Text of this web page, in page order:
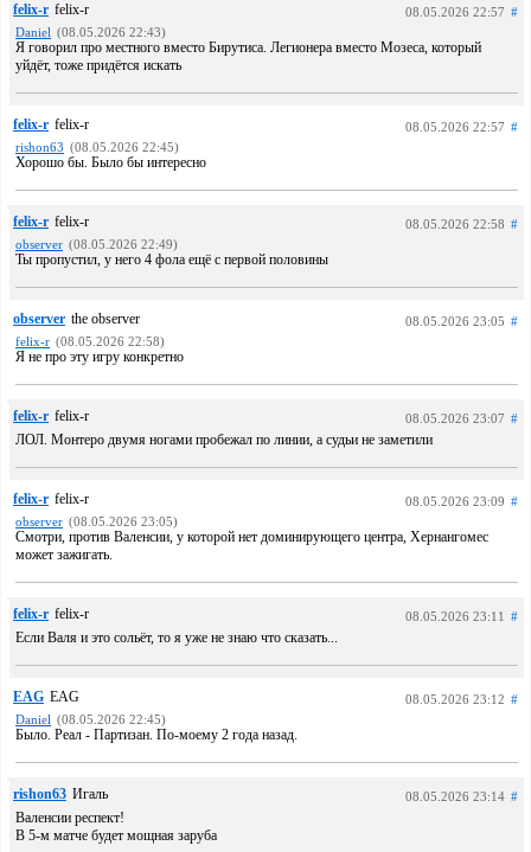
felix-r felix-r 08.05.2026 22:57 #
Daniel (08.05.2026 22:43)
Я говорил про местного вместо Бирутиса. Легионера вместо Мозеса, который
уйдёт, тоже придётся искать
felix-r felix-r 08.05.2026 22:57 #
rishon63 (08.05.2026 22:45)
Хорошо бы. Было бы интересно
felix-r felix-r 08.05.2026 22:58 #
observer (08.05.2026 22:49)
Ты пропустил, у него 4 фола ещё с первой половины
observer the observer 08.05.2026 23:05 #
felix-r (08.05.2026 22:58)
Я не про эту игру конкретно
felix-r felix-r 08.05.2026 23:07 #
ЛОЛ. Монтеро двумя ногами пробежал по линии, а судьи не заметили
felix-r felix-r 08.05.2026 23:09 #
observer (08.05.2026 23:05)
Смотри, против Валенсии, у которой нет доминирующего центра, Хернангомес
может зажигать.
felix-r felix-r 08.05.2026 23:11 #
Если Валя и это сольёт, то я уже не знаю что сказать...
EAG EAG 08.05.2026 23:12 #
Daniel (08.05.2026 22:45)
Было. Реал - Партизан. По-моему 2 года назад.
rishon63 Игаль 08.05.2026 23:14 #
Валенсии респект!
В 5-м матче будет мощная заруба